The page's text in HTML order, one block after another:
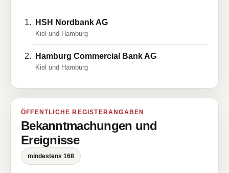
HSH Nordbank AG
Kiel und Hamburg
Hamburg Commercial Bank AG
Kiel und Hamburg
ÖFFENTLICHE REGISTERANGABEN
Bekanntmachungen und
Ereignisse
mindestens 168